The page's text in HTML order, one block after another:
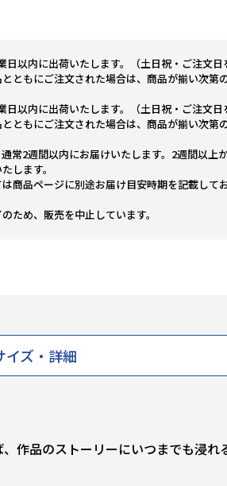
日以内に出荷いたします。（土日祝・ご注文日
ともにご注文された場合は、商品が揃い次第
日以内に出荷いたします。（土日祝・ご注文日
ともにご注文された場合は、商品が揃い次第
常2週間以内にお届けいたします。2週間以上
します。
商品ページに別途お届け目安時期を記載して
ため、販売を中止しています。
イズ・詳細
作品のストーリーにいつまでも浸れ